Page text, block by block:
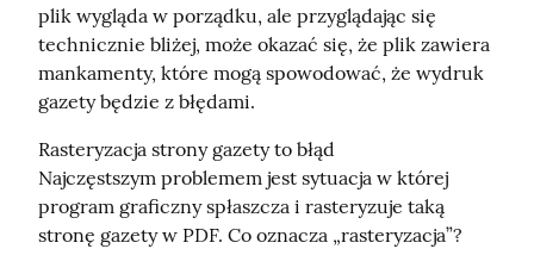
plik wygląda w porządku, ale przyglądając się
technicznie bliżej, może okazać się, że plik zawiera
mankamenty, które mogą spowodować, że wydruk
gazety będzie z błędami.
Rasteryzacja strony gazety to błąd
Najczęstszym problemem jest sytuacja w której
program graficzny spłaszcza i rasteryzuje taką
stronę gazety w PDF. Co oznacza „rasteryzacja”?